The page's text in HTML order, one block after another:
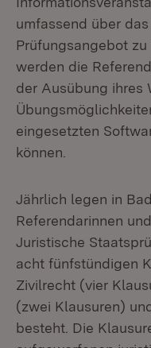
umfassend über
Prüfungsangebot
werden die
der Ausübung ihres
eingesetzten
können.
Jährlich legen in
Referendarinnen
Juristische
acht fünfstündigen
Zivilrecht (vier
(zwei Klausuren)
besteht. Die